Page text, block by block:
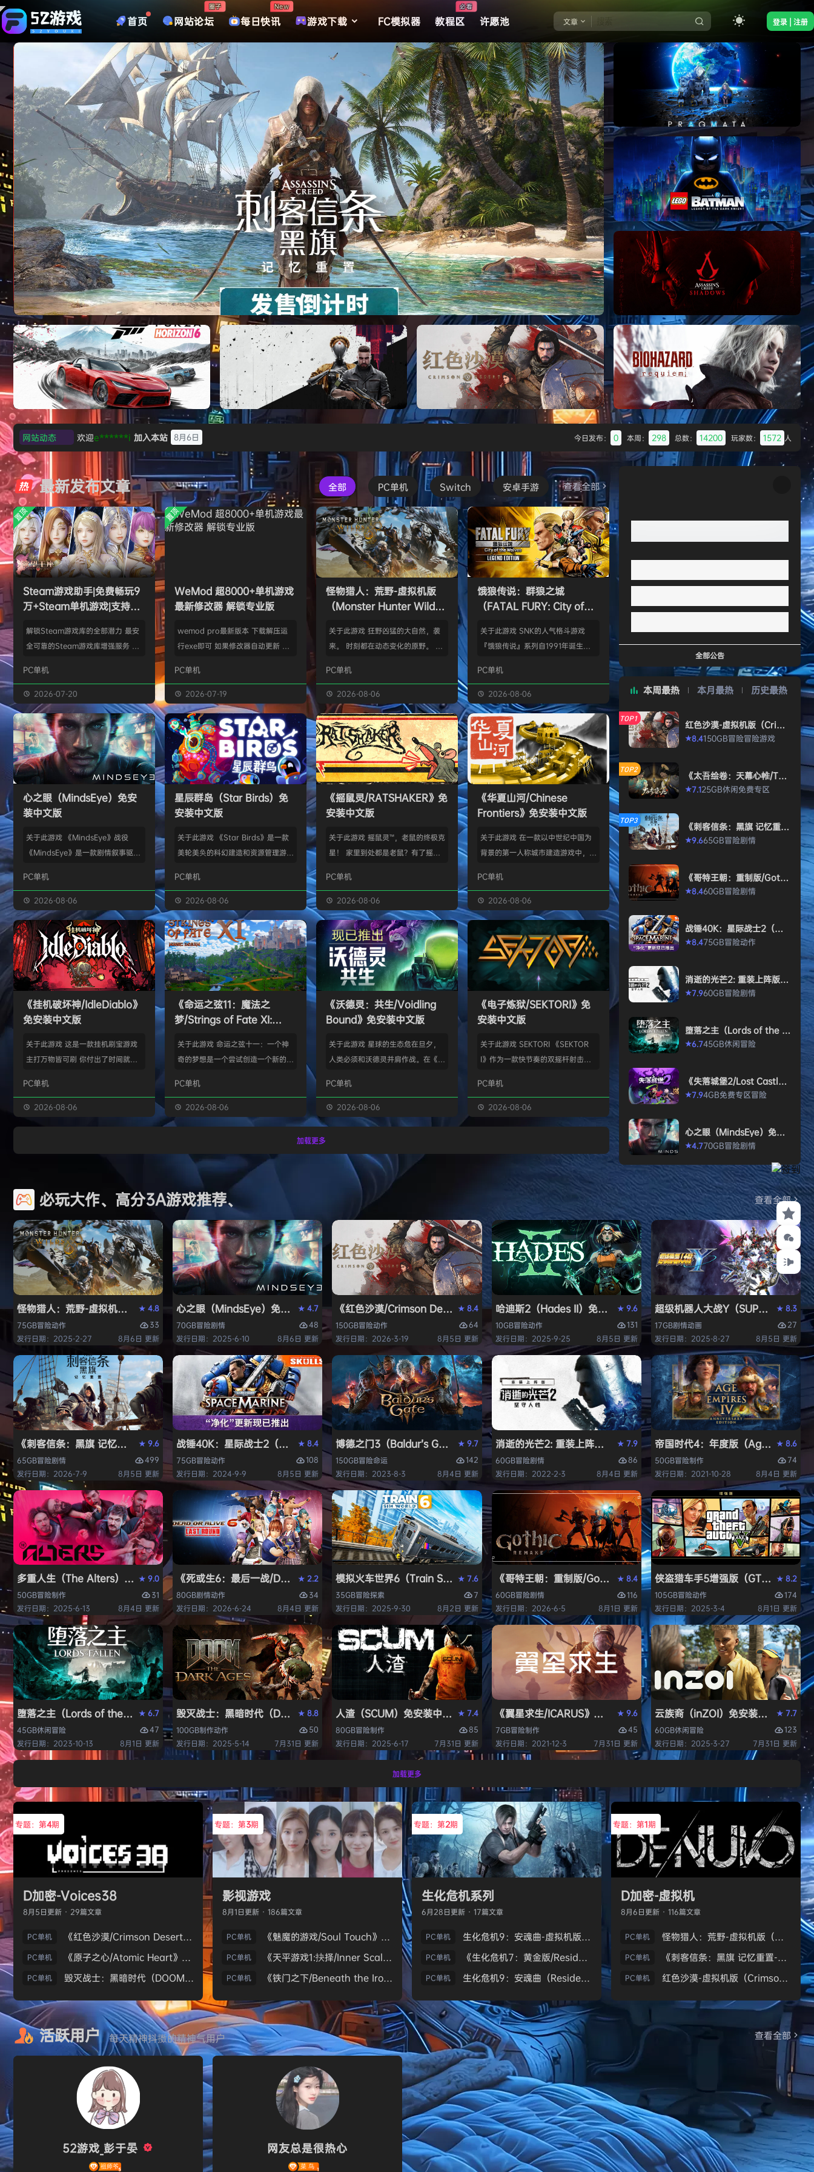
首页 网站论坛
圈子
每日快讯
New
游戏下载 FC模拟器 教程区
必看
许愿池 文章 登录 | 注册
《刺客信条：黑旗 记忆重置-虚拟机版/Assassin’s Creed Black Flag Resynced
HYPERVISOR》免安装中文版
007 初露锋芒（007 First Light
《识质存在/PRAGMATA》免安装中文版
《乐高蝙蝠侠：黑暗骑士之遗/LEGO
Batman: Legacy of the Dark Knight》
免安装中文版
《刺客信条：影/Assassin’s Creed
Shadows》免安装版，非虚拟机
极限竞速：地平线6（Forza Horizon 6）免
安装中文版
《原子之心/Atomic Heart》免安装中文版
红色沙漠-虚拟机版（Crimson Desert
HYPERVISOR）免安装中文版
生化危机9：安魂曲（Resident Evil
Requiem）免安装中文版
网站动态
8月6日
普洱 签到获取 39 点积分 8月6日
欢迎 普洱 加入本站 8月6日
欢迎 0**3 加入本站 8月6日
欢迎c***s 加入本站 8月6日
欢迎V****y 加入本站 8月6日
欢迎j***j 加入本站 8月6日
欢迎1******4 加入本站 8月5日
l***g 签到获取 28
w******g 签到获取
欢迎w******g 加入本站
欢迎D****Z 加入本站 15小时前
欢迎有*酱 加入本站 17小时前
e******i 签到获取 19小时前
欢迎Q*H 加入本站 8月6日
今日发布： 0 本周： 298 总数： 14200 玩家数： 1572 人
最新发布文章 全部 PC单机 Switch 安卓手游 查看全部
置顶
Steam游戏助手|免费畅玩9
万+Steam单机游戏|支持D
解锁Steam游戏库的全部潜力 最安
全可靠的Steam游戏库增强服务 工
修改任何steam设置、安全可靠、
可入库游戏总数 94000+、无视已
下架和锁区游戏、支持大多数游戏联
机。 无需为每一款游戏单独付费，
只需支付一次工具费用或订阅费，即
可永久访问工具库内的成千上万款游
戏，包括昂贵的3A大作。 极大地降
低了玩游戏的经济门槛，让玩家可以
无压力地尝试各种类型的游戏。操
作…
PC单机
2026-07-20
置顶
WeMod 超8000+单机游戏
最新修改器 解锁专业版
wemod pro最新版本 下载解压运
行exe即可 如果修改器自动更新 把
r 这个文件替换到新版的即可。 We
Mod 目前支持超过千款热门游戏，
且每周都会追加游戏列表。由于很多
修改器原作者都入驻了，所以修改器
内容更新应该也是最全、最及时的。
千款游戏听起来不多，但其实已经涵
盖了主流热门游戏【资源名称】：w
emod pro【资源版本】：【资源
大…
PC单机
2026-07-19
怪物猎人：荒野-虚拟机版
（Monster Hunter Wilds
版
关于此游戏 狂野凶猛的大自然，袭
来。 时刻都在动态变化的原野。 这
的怪物与人们的故事。 你会化为以
狩猎强大怪物为生的“猎人”，使用狩
猎获得的素材打造更强的武器防具，
并逐渐解明这个世界与人们之间的关
联。 进化的狩猎动作，寻求连续不
断的沉浸感，究极的狩猎体验正等待
你的到来。 故事 数年前，在公会还
没有调查过的未踏足领域“封禁之地”
的边境上，一名少年“纳塔”获救。
公会根…
PC单机
2026-08-06
饿狼传说：群狼之城
（FATAL FURY: City of
关于此游戏 SNK的人气格斗游戏
『饿狼传说』系列自1991年诞生以
潮。从1999年的『饿狼 -MARK OF
THE WOLVES-』起，时隔26年，
系列的最新作品『饿狼传说 City of
the Wolves』终于登场！ ■新实装
了加速兴奋的“REV系统”！ 新实装
的“REV系统”可以从战斗开始发动各
种特殊攻击！“REV武技”、“REV加
速”，还有S.P.G.区…
PC单机
2026-08-06
心之眼（MindsEye）免安
装中文版
关于此游戏 《MindsEye》战役
《MindsEye》是一款剧情叙事驱动
背景设定在近未来沙漠城市红石城。
你将扮演雅各布·迪亚兹——一名退
役士兵，因被植入了神秘的神经植入
体而饱受支离破碎的记忆困扰。在电
影化叙事的战役中，你将执行任务、
揭开过往谜团，并直面一场涉及失控
人工智能、腐败企业与无序军事力量
的惊天阴谋——这场危机的波及范围
远不止红石城本身。 红石城 红石城
是…
PC单机
2026-08-06
星辰群岛（Star Birds）免
安装中文版
关于此游戏 《Star Birds》是一款
美轮美奂的科幻建造和资源管理游
群繁盛起来。不论是熟知此类题材的
老手玩家，还是只想浅尝神游太空滋
味的路人过客，星辰群鸟都会感激你
的陪伴。什么，你说是因为鸟群没了
你，就立马出乱子？哎呀呀，这也只
是其中一个原因而已啦。 扫描附近
的小行星，操纵漫游车揭露各种隐藏
的资源，可能是冰块和金属，也可能
是某些未知之物。建造生产设施，以
便开采资…
PC单机
2026-08-06
《摇鼠灵/RATSHAKER》免
安装中文版
关于此游戏 摇鼠灵™，老鼠的终极克
星！ 家里到处都是老鼠？有了摇鼠
灭所有不速之客！拿在手上大力摇，
剩下的交给摇鼠灵™就行了。不用夹
子，不会搞得乱糟糟，也不用偷偷摸
摸丢死老鼠！ 有了摇鼠灵™，一切尽
在掌握！把那只老鼠摇到服从，看着
“鼠条”填满。摇得多了，就能慢慢彻
底解决你的问题了。摇鼠灵™起效
快，用法简单，效果绝佳，让你的烦
恼瞬间无影无踪。 为什么选择摇鼠
灵™？ 轻松…
PC单机
2026-08-06
《华夏山河/Chinese
Frontiers》免安装中文版
关于此游戏 在一款以中世纪中国为
背景的第一人称城市建造游戏中，规
的工匠起步，循序渐进地规划、生产
并筑起宏伟建筑。管理村民，搭建生
产链，打磨物流，让你的村落以自己
的节奏繁荣发展——无压力，并享受
精巧系统带来的成就感。 探索三大
区域——山间隘口、沙漠平原与肥沃
河谷——各自拥有独特资源、挑战与
令人忍不住截图的景致。地貌不仅是
背景；它会塑造你的策略与可达成的
目标。发掘古老工…
PC单机
2026-08-06
《挂机破坏神/IdleDiablo》
免安装中文版
关于此游戏 这是一款挂机刷宝游戏
主打万物皆可刷 你付出了时间就必
独属于你的强大构筑 装备获取 游戏
中的[装备][技能][护身符]主要通过
与怪物战斗胜利后随机获得 并可通
每个大型章节有若干小关卡。 难度
可分为：…
PC单机
2026-08-06
《命运之弦11：魔法之
梦/Strings of Fate XI:
版
关于此游戏 命运之弦十一：一个神
奇的梦想是一个尝试创造一个新的幻
虚幻引擎的帮助下，使用已经熟悉的
图形技术和机制以丰富多彩的方式呈
现游戏世界。 玩家将看到一个开放
的战斗和与老板的战斗，无论是在表
面上还是在地牢里。 你必须扮演一
组由命运聚集的五个角色来完成一项
伟大的使命-从古老的邪恶中拯救地
球！ 一个古老…
PC单机
2026-08-06
《沃德灵：共生/Voidling
Bound》免安装中文版
关于此游戏 星球的生态危在旦夕，
人类必须和沃德灵并肩作战。在《沃
生物学家，与被称为“沃德灵”的生物
神经链接。不断孵化、培育、升级、
进化你的沃德灵伙伴们，与它们一同
觉，这次你将化身沃德灵，与它们神
经连接，以第三人称射击作为核心，
充分利用不同沃德灵的射击风格应对
多变的战场局面，并且在闪避、格
挡、反击等技能的配…
PC单机
2026-08-06
《电子炼狱/SEKTORI》免
安装中文版
关于此游戏 SEKTORI 《SEKTOR
I》作为一款快节奏的双摇杆射击游
慎选择升级项目，打造强大的构筑，
置身风云变幻的战场，迎战源源不断
地敌人和恢弘的头目。这款游戏需要
进入完全不同的意识状态。 玩法简
洁纯粹，单局游戏耗时较短，大量挑
战，重玩度很高。 游戏特色 战役模
式包含五个世界，关卡动态变化，敌
人种…
PC单机
2026-08-06
加载更多
全部公告
本周最热 本月最热 历史最热
TOP1
红色沙漠-虚拟机版（Crims
on Desert HYPERVISO
R）免安装中文版
★8.4150GB冒险冒险游戏
TOP2
《太吾绘卷：天幕心帷/The
Scroll of Taiwu : Beyond
The Dom》免安装中文版
★7.125GB休闲免费专区
TOP3
《刺客信条：黑旗 记忆重
置-虚拟机版/Assassin’s Cr
eed Black Flag Resynced
★9.665GB冒险剧情
《哥特王朝：重制版/Gothi
c 1 Remake》免安装中文
版
★8.460GB冒险剧情
战锤40K：星际战士2（Wa
rhammer 40,000: Space
Marine 2）免安装中文版
★8.475GB冒险动作
消逝的光芒2: 重装上阵版
（Dying Light 2 Stay Hu
man: Reloaded Edition）
★7.960GB冒险剧情
堕落之主（Lords of the F
allen）免安装中文版
★6.745GB休闲冒险
《失落城堡2/Lost Castle
2》免安装中文版
★7.94GB免费专区冒险
心之眼（MindsEye）免安
装中文版
★4.770GB冒险剧情
必玩大作、高分3A游戏推荐、 查看全部
怪物猎人：荒野-虚拟机版（Monster Hunter Wilds HYPERVISOR）免安装中文版
★ 4.8
75GB冒险动作
33
发行日期：2025-2-27
8月6日 更新
心之眼（MindsEye）免安装中文版
★ 4.7
70GB冒险剧情
48
发行日期：2025-6-10
8月6日 更新
《红色沙漠/Crimson Desert》免安装中文版
★8.4
150GB冒险动作
64
发行日期：2026-3-19
8月5日 更新
哈迪斯2（Hades II）免安装中文版
★9.6
10GB冒险动作
131
发行日期：2025-9-25
8月5日 更新
超级机器人大战Y（SUPER ★8.3
17GB剧情动画
27
发行日期：2025-8-27
8月5日 更新
《刺客信条：黑旗 记忆重置-虚拟机版/Assassin’s Creed Black Flag Resynced HYPERVISOR》免安装中文版
★ 9.6
65GB冒险剧情
499
发行日期：2026-7-9
8月5日 更新
战锤40K：星际战士2（Warhammer 40,000: Space Marine 2）免安装中文版
★ 8.4
75GB冒险动作
108
发行日期：2024-9-9
8月5日 更新
博德之门3（Baldur’s Gate 3）免安装中文版
★9.7
150GB冒险命运
142
发行日期：2023-8-3
8月4日 更新
消逝的光芒2: 重装上阵版（Dying Light 2 Stay Human: Reloaded
★7.9
60GB冒险剧情
86
发行日期：2022-2-3
8月4日 更新
帝国时代4：年度版（Age of
★8.6
50GB冒险制作
74
发行日期：2021-10-28
8月4日 更新
多重人生（The Alters）免安装中文版
★ 9.0
50GB冒险制作
31
发行日期：2025-6-13
8月4日 更新
《死或生6：最后一战/DEAD OR ALIVE 6 Last Round》免安装中文版
★ 2.2
80GB剧情动作
34
发行日期：2026-6-24
8月4日 更新
模拟火车世界6（Train Sim World 6）免安装中文版
★7.6
35GB冒险探索
7
发行日期：2025-9-30
8月2日 更新
《哥特王朝：重制版/Gothic 1 Remake》免安装中文版
★8.4
60GB冒险剧情
116
发行日期：2026-6-5
8月1日 更新
侠盗猎车手5增强版（GTA5增强
★8.2
105GB冒险动作
174
发行日期：2025-3-4
8月1日 更新
堕落之主（Lords of the Fallen）免安装中文版
★ 6.7
45GB休闲冒险
47
发行日期：2023-10-13
8月1日 更新
毁灭战士：黑暗时代（DOOM: The Dark Ages）免安装中文版
★ 8.8
100GB制作动作
50
发行日期：2025-5-14
7月31日 更新
人渣（SCUM）免安装中文版★7.4
80GB冒险制作
85
发行日期：2025-6-17
7月31日 更新
《翼星求生/ICARUS》免安装中文版
★9.6
7GB冒险制作
45
发行日期：2021-12-3
7月31日 更新
云族裔（inZOI）免安装中文版
★7.7
60GB休闲冒险
123
发行日期：2025-3-27
7月31日 更新
加载更多
专题：第4期
D加密-Voices38
8月5日更新 · 29篇文章
PC单机 《红色沙漠/Crimson Desert》免安装中文版
PC单机 《原子之心/Atomic Heart》免安装中文版
PC单机 毁灭战士：黑暗时代（DOOM: The Dark Ages）免安装中文版
专题：第3期
影视游戏
8月1日更新 · 186篇文章
PC单机 《魅魔的游戏/Soul Touch》免安装中文版
PC单机 《天平游戏1:抉择/Inner Scales 1：Choice》免安装中文版
PC单机 《铁门之下/Beneath the Iron Gate》免安装中文版
专题：第2期
生化危机系列
6月28日更新 · 17篇文章
PC单机 生化危机9：安魂曲-虚拟机版（Resident Evil Requiem HYPERVISOR）免安装中文版
PC单机 《生化危机7：黄金版/Resident Evil 7 Biohazard》免安装中文版
PC单机 生化危机9：安魂曲（Resident Evil Requiem）免安装中文版
专题：第1期
D加密-虚拟机
8月6日更新 · 116篇文章
PC单机 怪物猎人：荒野-虚拟机版（Monster Hunter Wilds HYPERVISOR）免安装中文版
PC单机 《刺客信条：黑旗 记忆重置-虚拟机版/Assassin’s Creed Black Flag Resynced HYPERVISOR》免安装中文版
PC单机 红色沙漠-虚拟机版（Crimson Desert HYPERVISOR）免安装中文版
活跃用户 每天精神抖擞的精神气用户 查看全部
52游戏_彭于晏 网友总是很热心